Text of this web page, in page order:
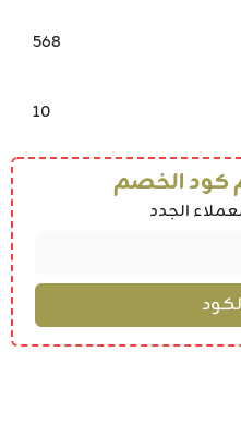
568
10
كود الخصم
الجدد